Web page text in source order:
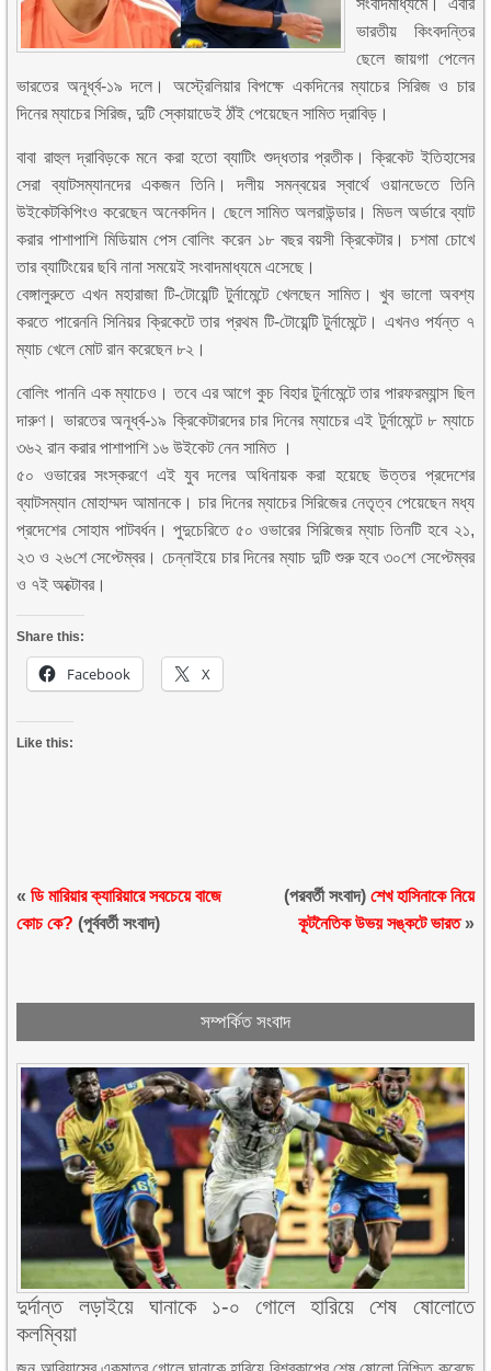
সংবাদমাধ্যমে। এবার
ভারতীয় কিংবদন্তির
ছেলে জায়গা পেলেন
ভারতের অনূর্ধ্ব-১৯ দলে। অস্ট্রেলিয়ার বিপক্ষে একদিনের ম্যাচের সিরিজ ও চার
দিনের ম্যাচের সিরিজ, দুটি স্কোয়াডেই ঠাঁই পেয়েছেন সামিত দ্রাবিড়।
বাবা রাহুল দ্রাবিড়কে মনে করা হতো ব্যাটিং শুদ্ধতার প্রতীক। ক্রিকেট ইতিহাসের
সেরা ব্যাটসম্যানদের একজন তিনি। দলীয় সমন্বয়ের স্বার্থে ওয়ানডেতে তিনি
উইকেটকিপিংও করেছেন অনেকদিন। ছেলে সামিত অলরাউন্ডার। মিডল অর্ডারে ব্যাট
করার পাশাপাশি মিডিয়াম পেস বোলিং করেন ১৮ বছর বয়সী ক্রিকেটার। চশমা চোখে
তার ব্যাটিংয়ের ছবি নানা সময়েই সংবাদমাধ্যমে এসেছে।
বেঙ্গালুরুতে এখন মহারাজা টি-টোয়েন্টি টুর্নামেন্টে খেলছেন সামিত। খুব ভালো অবশ্য
করতে পারেননি সিনিয়র ক্রিকেটে তার প্রথম টি-টোয়েন্টি টুর্নামেন্টে। এখনও পর্যন্ত ৭
ম্যাচ খেলে মোট রান করেছেন ৮২।
বোলিং পাননি এক ম্যাচেও। তবে এর আগে কুচ বিহার টুর্নামেন্টে তার পারফরম্যান্স ছিল
দারুণ। ভারতের অনূর্ধ্ব-১৯ ক্রিকেটারদের চার দিনের ম্যাচের এই টুর্নামেন্টে ৮ ম্যাচে
৩৬২ রান করার পাশাপাশি ১৬ উইকেট নেন সামিত ।
৫০ ওভারের সংস্করণে এই যুব দলের অধিনায়ক করা হয়েছে উত্তর প্রদেশের
ব্যাটসম্যান মোহাম্মদ আমানকে। চার দিনের ম্যাচের সিরিজের নেতৃত্ব পেয়েছেন মধ্য
প্রদেশের সোহাম পাটবর্ধন। পুদুচেরিতে ৫০ ওভারের সিরিজের ম্যাচ তিনটি হবে ২১,
২৩ ও ২৬শে সেপ্টেম্বর। চেন্নাইয়ে চার দিনের ম্যাচ দুটি শুরু হবে ৩০শে সেপ্টেম্বর
ও ৭ই অক্টোবর।
Share this:
Facebook X
Like this:
«ডি মারিয়ার ক্যারিয়ারে সবচেয়ে বাজে
কোচ কে? (পূর্ববর্তী সংবাদ)
(পরবর্তী সংবাদ) শেখ হাসিনাকে নিয়ে
কূটনৈতিক উভয় সঙ্কটে ভারত»
সম্পর্কিত সংবাদ
দুর্দান্ত লড়াইয়ে ঘানাকে ১-০ গোলে হারিয়ে শেষ ষোলোতে
কলম্বিয়া